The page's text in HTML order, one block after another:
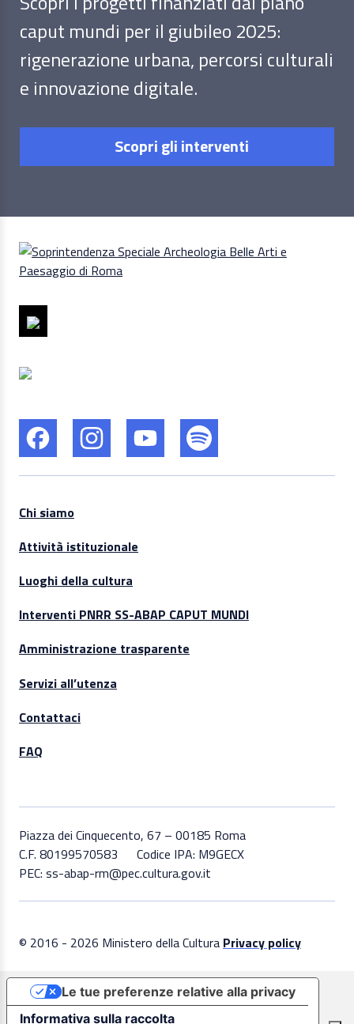
caput mundi per il giubileo 2025:
rigenerazione urbana, percorsi culturali
e innovazione digitale.
Scopri gli interventi
Chi siamo
Attività istituzionale
Luoghi della cultura
Interventi PNRR SS-ABAP CAPUT MUNDI
Amministrazione trasparente
Servizi all’utenza
Contattaci
FAQ
Piazza dei Cinquecento, 67 – 00185 Roma
C.F. 80199570583
Codice IPA: M9GECX
PEC: ss-abap-rm@pec.cultura.gov.it
© 2016 - 2026 Ministero della Cultura Privacy policy
Informativa sulla raccolta
Le tue preferenze relative alla privacy